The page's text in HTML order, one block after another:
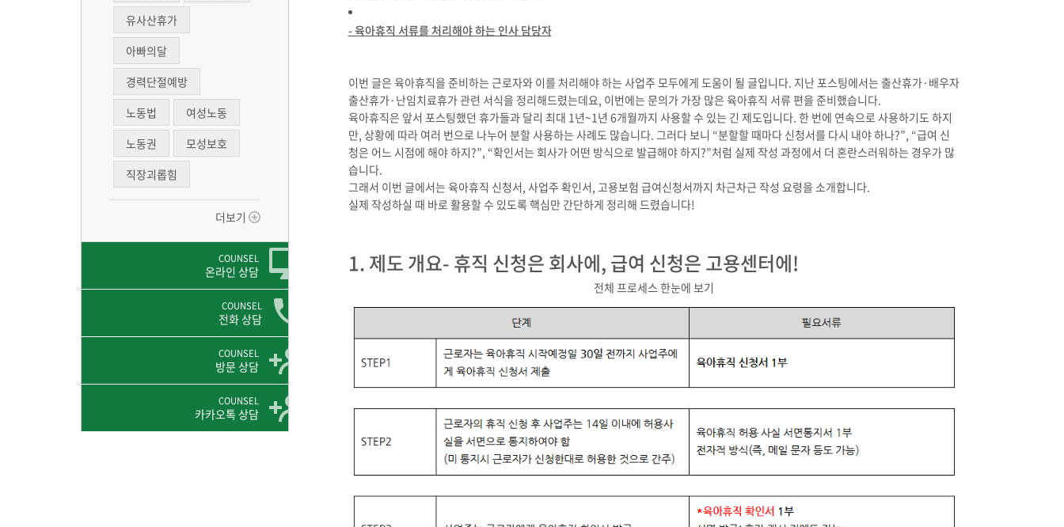
유사산휴가
아빠의달
경력단절예방
노동법
여성노동
노동권
모성보호
직장괴롭힘
더보기
COUNSEL
온라인 상담
COUNSEL
전화 상담
COUNSEL
방문 상담
COUNSEL
카카오톡 상담
- 육아휴직 서류를 처리해야 하는 인사 담당자
이번 글은 육아휴직을 준비하는 근로자와 이를 처리해야 하는 사업주 모두에게 도움이 될 글입니다. 지난 포스팅에서는 출산휴가·배우자
출산휴가·난임치료휴가 관련 서식을 정리해드렸는데요, 이번에는 문의가 가장 많은 육아휴직 서류 편을 준비했습니다.
육아휴직은 앞서 포스팅했던 휴가들과 달리 최대 1년~1년 6개월까지 사용할 수 있는 긴 제도입니다. 한 번에 연속으로 사용하기도 하지
만, 상황에 따라 여러 번으로 나누어 분할 사용하는 사례도 많습니다. 그러다 보니 “분할할 때마다 신청서를 다시 내야 하나?”, “급여 신
청은 어느 시점에 해야 하지?”, “확인서는 회사가 어떤 방식으로 발급해야 하지?”처럼 실제 작성 과정에서 더 혼란스러워하는 경우가 많
습니다.
그래서 이번 글에서는 육아휴직 신청서, 사업주 확인서, 고용보험 급여신청서까지 차근차근 작성 요령을 소개합니다.
실제 작성하실 때 바로 활용할 수 있도록 핵심만 간단하게 정리해 드렸습니다!
1. 제도 개요- 휴직 신청은 회사에, 급여 신청은 고용센터에!
전체 프로세스 한눈에 보기